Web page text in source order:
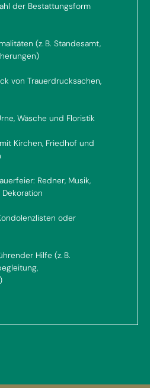
der Bestattungsform
(z. B. Standesamt,
von Trauerdrucksachen,
Wäsche und Floristik
Kirchen, Friedhof und
Redner, Musik,
oder
Hilfe (z. B.